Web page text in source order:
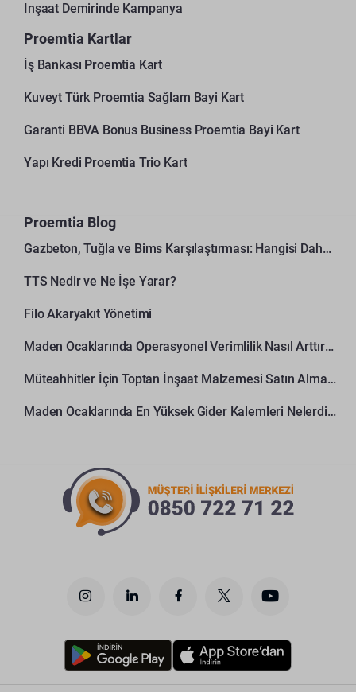
İnşaat Demirinde Kampanya
Proemtia Kartlar
İş Bankası Proemtia Kart
Kuveyt Türk Proemtia Sağlam Bayi Kart
Garanti BBVA Bonus Business Proemtia Bayi Kart
Yapı Kredi Proemtia Trio Kart
Proemtia Blog
Gazbeton, Tuğla ve Bims Karşılaştırması: Hangisi Daha Avantajlı?
TTS Nedir ve Ne İşe Yarar?
Filo Akaryakıt Yönetimi
Maden Ocaklarında Operasyonel Verimlilik Nasıl Arttırılır?
Müteahhitler İçin Toptan İnşaat Malzemesi Satın Alma Rehberi
Maden Ocaklarında En Yüksek Gider Kalemleri Nelerdir?